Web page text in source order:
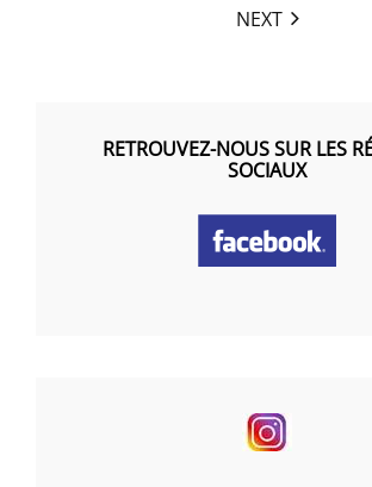
NEXT
RETROUVEZ-NOUS SUR LES
SOCIAUX